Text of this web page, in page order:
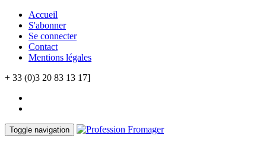
Accueil
S'abonner
Se connecter
Contact
Mentions légales
+ 33 (0)3 20 83 13 17]
Toggle navigation